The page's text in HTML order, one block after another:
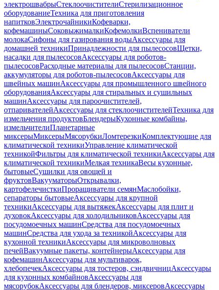
электрошвабрыСтеклоочистителиСтерилизационное
оборудованиеТехника для приготовления
напитковЭлектрочайникиКофеварки,
кофемашиныСоковыжималкиКофемолкиВспениватели
молокаСифоны для газирования водыАксессуары для
домашней техникиПринадлежности для пылесосовЩетки,
насадки для пылесосовАксессуары для роботов-
пылесосовРасходные материалы для пылесосовСтанции,
аккумуляторы для роботов-пылесосовАксессуары для
швейных машинАксессуары для промышленного швейного
оборудованияАксессуары для стиральных и сушильных
машинАксессуары для пароочистителей,
отпаривателейАксессуары для стеклоочистителейТехника для
измельчения продуктовБлендерыКухонные комбайны,
измельчителиПланетарные
миксерыМиксерыМясорубкиЛомтерезкиКомплектующие для
климатической техникиУправление климатической
техникойФильтры для климатической техникиАксессуары для
климатической техникиМелкая техникаВесы кухонные,
бытовыеСушилки для овощей и
фруктовВакууматорыОткрывалки,
картофелечисткиПроращиватели семянМаслобойки,
сепараторы бытовыеАксессуары для крупной
техникиАксессуары для вытяжекАксессуары для плит и
духовокАксессуары для холодильниковАксессуары для
посудомоечных машинСредства для посудомоечных
машинСредства для ухода за техникойАксессуары для
кухонной техникиАксессуары для микроволновых
печейВакуумные пакеты, контейнерыАксессуары для
кофемашинАксессуары для мультиварок,
хлебопечекАксессуары для тостеров, сэндвичницАксессуары
для кухонных комбайновАксессуары для
мясорубокАксессуары для блендеров, миксеровАксессуары